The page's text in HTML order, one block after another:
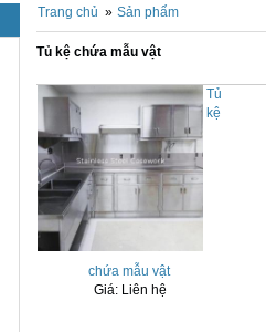
Trang chủ » Sản phẩm
Tủ kệ chứa mẫu vật
Tủ
kệ
chứa mẫu vật
Giá: Liên hệ